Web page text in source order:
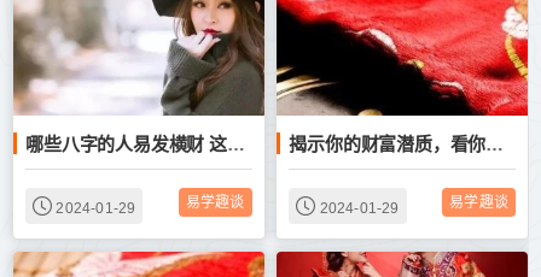
哪些八字的人易发横财 这种人偏财运好到爆
2024-01-29 易学趣谈
揭示你的财富潜质，看你的财运何时才会大爆发
2024-01-29 易学趣谈